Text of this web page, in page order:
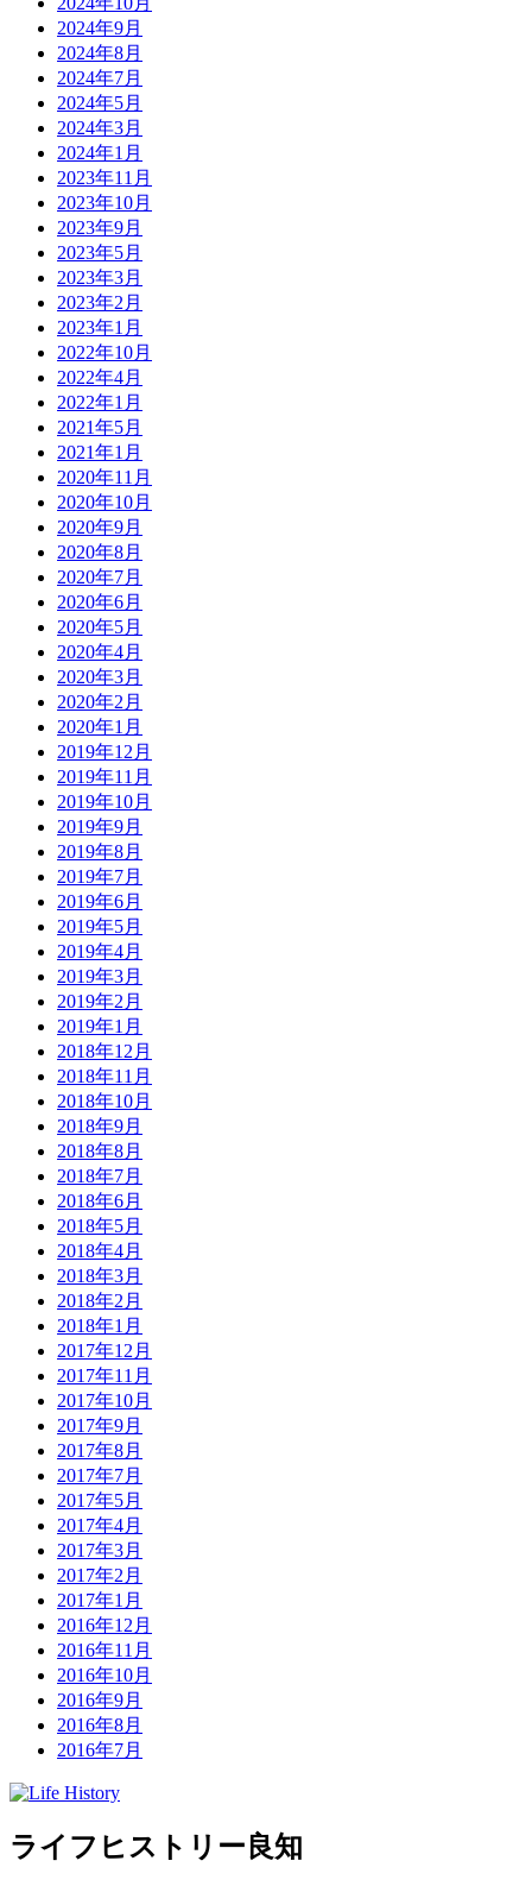
2024年9月
2024年8月
2024年7月
2024年5月
2024年3月
2024年1月
2023年11月
2023年10月
2023年9月
2023年5月
2023年3月
2023年2月
2023年1月
2022年10月
2022年4月
2022年1月
2021年5月
2021年1月
2020年11月
2020年10月
2020年9月
2020年8月
2020年7月
2020年6月
2020年5月
2020年4月
2020年3月
2020年2月
2020年1月
2019年12月
2019年11月
2019年10月
2019年9月
2019年8月
2019年7月
2019年6月
2019年5月
2019年4月
2019年3月
2019年2月
2019年1月
2018年12月
2018年11月
2018年10月
2018年9月
2018年8月
2018年7月
2018年6月
2018年5月
2018年4月
2018年3月
2018年2月
2018年1月
2017年12月
2017年11月
2017年10月
2017年9月
2017年8月
2017年7月
2017年5月
2017年4月
2017年3月
2017年2月
2017年1月
2016年12月
2016年11月
2016年10月
2016年9月
2016年8月
2016年7月
ライフヒストリー良知